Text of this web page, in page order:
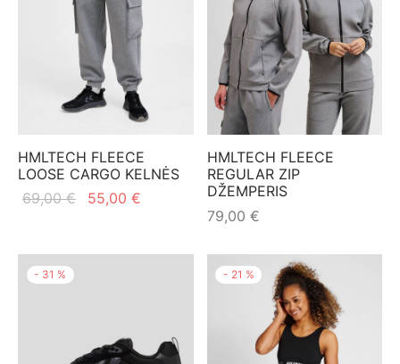
HMLTECH FLEECE
LOOSE CARGO KELNĖS
69,00€
Original
55,00 €
HMLTECH FLEECE
REGULAR ZIP
DŽEMPERIS
79,00 €
- 31 % - 21 %